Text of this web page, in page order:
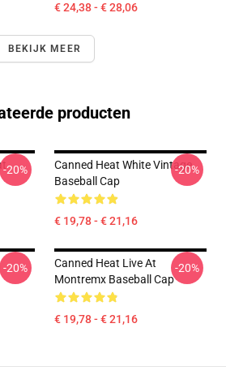
€ 24,38 - € 28,06
BEKIJK MEER
producten
-20%
Canned Heat White Vintage
Baseball Cap
€ 19,78 - € 21,16
-20%
-20%
Canned Heat Live At
Montremx Baseball Cap
€ 19,78 - € 21,16
-20%